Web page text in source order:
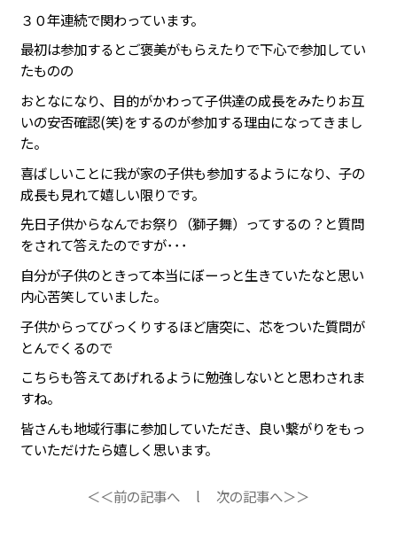
３０年連続で関わっています。
最初は参加するとご褒美がもらえたりで下心で参加してい
たものの
おとなになり、目的がかわって子供達の成長をみたりお互
いの安否確認(笑)をするのが参加する理由になってきまし
た。
喜ばしいことに我が家の子供も参加するようになり、子の
成長も見れて嬉しい限りです。
先日子供からなんでお祭り（獅子舞）ってするの？と質問
をされて答えたのですが･･･
自分が子供のときって本当にぼーっと生きていたなと思い
内心苦笑していました。
子供からってびっくりするほど唐突に、芯をついた質問が
とんでくるので
こちらも答えてあげれるように勉強しないとと思わされま
すね。
皆さんも地域行事に参加していただき、良い繋がりをもっ
ていただけたら嬉しく思います。
＜＜前の記事へ l 次の記事へ＞＞